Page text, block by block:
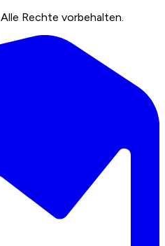
Alle Rechte vorbehalten.